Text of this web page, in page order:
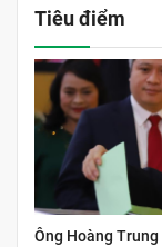
Tiêu điểm
Ông Hoàng